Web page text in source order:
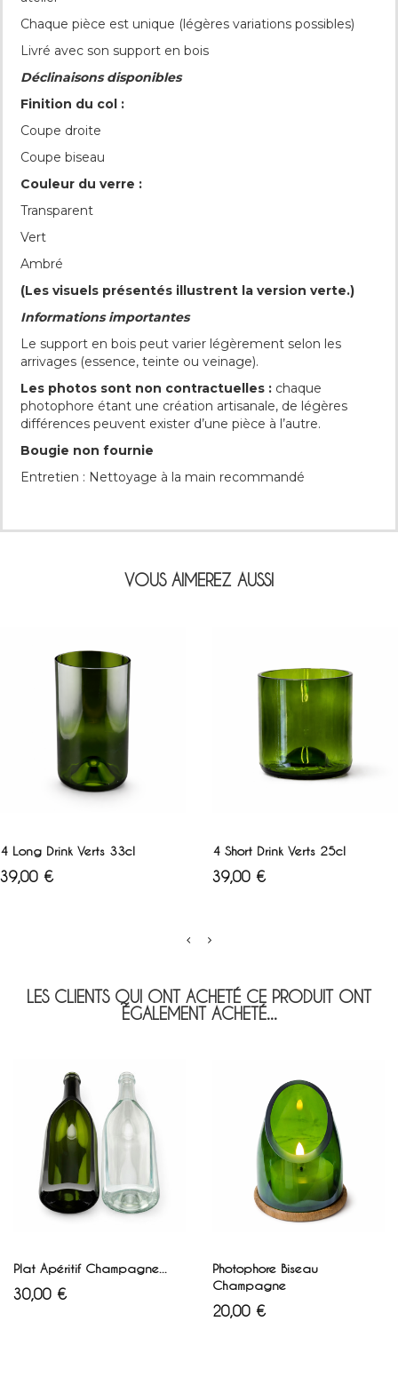
Chaque pièce est unique (légères variations possibles)
Livré avec son support en bois
Déclinaisons disponibles
Finition du col :
Coupe droite
Coupe biseau
Couleur du verre :
Transparent
Vert
Ambré
(Les visuels présentés illustrent la version verte.)
Informations importantes
Le support en bois peut varier légèrement selon les
arrivages (essence, teinte ou veinage).
Les photos sont non contractuelles : chaque
photophore étant une création artisanale, de légères
différences peuvent exister d’une pièce à l’autre.
Bougie non fournie
Entretien : Nettoyage à la main recommandé
VOUS AIMEREZ AUSSI
4 Long Drink Verts 33cl
Prix
39,00 €
4 Short Drink Verts 25cl
Prix
39,00 €
LES CLIENTS QUI ONT ACHETÉ CE PRODUIT ONT
ÉGALEMENT ACHETÉ...
BlancVert
Plat Apéritif Champagne...
Prix
30,00 €
Photophore Biseau
Champagne
Prix
20,00 €